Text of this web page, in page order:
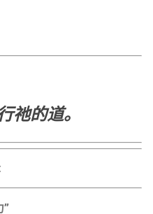
祂的道。
”